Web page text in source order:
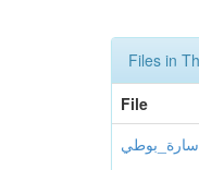
Files in
File